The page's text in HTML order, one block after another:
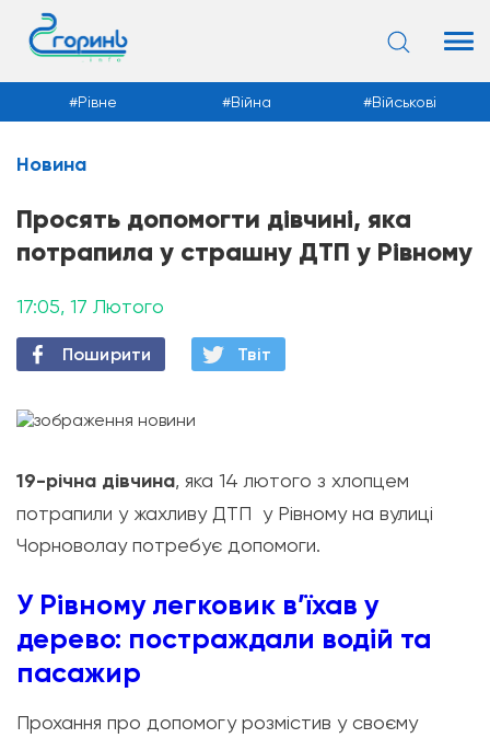
Новини
Рівне Війна Військові
Новина
Просять допомогти дівчині, яка
потрапила у страшну ДТП у Рівному
17:05, 17 Лютого
Поширити Твiт
19-річна дівчина, яка 14 лютого з хлопцем
потрапили у жахливу ДТП у Рівному на вулиці
Чорноволау потребує допомоги.
У Рівному легковик в’їхав у
дерево: постраждали водій та
пасажир
Прохання про допомогу розмістив у своєму